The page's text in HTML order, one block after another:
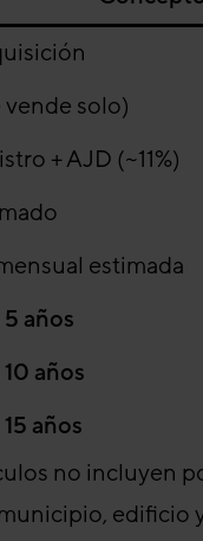
vende solo)
+ AJD (~11%)
estimada
años
años
años
no incluyen
edificio